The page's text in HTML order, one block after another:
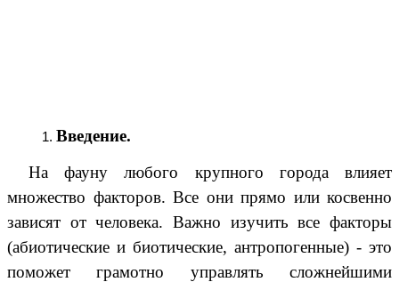
Введение.
На фауну любого крупного города влияет
множество факторов. Все они прямо или косвенно
зависят от человека. Важно изучить все факторы
(абиотические и биотические, антропогенные) - это
поможет грамотно управлять сложнейшими